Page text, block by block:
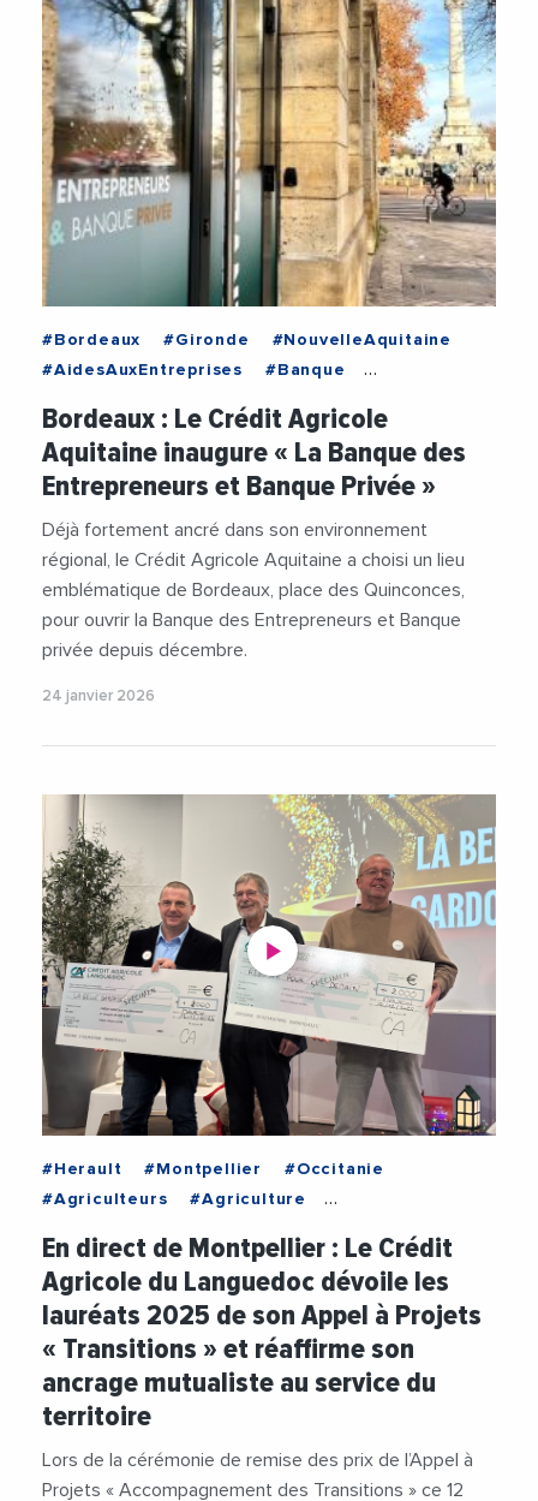
#Bordeaux #Gironde
#NouvelleAquitaine
#AidesAuxEntreprises
#Banque
#Entrepreneuriat
Bordeaux : Le Crédit Agricole
Aquitaine inaugure « La Banque des
Entrepreneurs et Banque Privée »
Déjà fortement ancré dans son environnement
régional, le Crédit Agricole Aquitaine a choisi un lieu
emblématique de Bordeaux, place des Quinconces,
pour ouvrir la Banque des Entrepreneurs et Banque
privée depuis décembre.
24 janvier 2026
#Herault #Montpellier
#Occitanie
#Agriculteurs
#Agriculture
#CreditAgricole
#CreditAgricoleLanguedoc
#DanielConnart
#RichardLaborie
#TransitionEcologique
#TransitionEnergetique
#Videos
En direct de Montpellier : Le Crédit
Agricole du Languedoc dévoile les
lauréats 2025 de son Appel à Projets
« Transitions » et réaffirme son
ancrage mutualiste au service du
territoire
Lors de la cérémonie de remise des prix de l’Appel à
Projets « Accompagnement des Transitions » ce 12